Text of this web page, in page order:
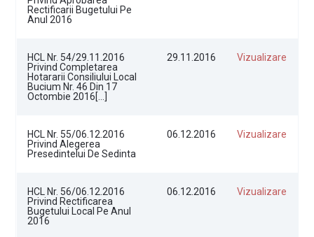
Rectificarii Bugetului Pe
Anul 2016
HCL Nr. 54/29.11.2016
Privind Completarea
Hotararii Consiliului Local
Bucium Nr. 46 Din 17
Octombie 2016[…]
29.11.2016 Vizualizare
HCL Nr. 55/06.12.2016
Privind Alegerea
Presedintelui De Sedinta
06.12.2016 Vizualizare
HCL Nr. 56/06.12.2016
Privind Rectificarea
Bugetului Local Pe Anul
2016
06.12.2016 Vizualizare